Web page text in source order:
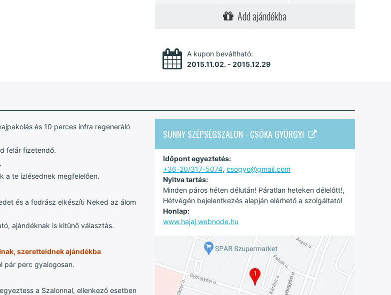
Add ajándékba
A kupon beváltható:
2015.11.02. - 2015.12.29
és 10 perces infra regeneráló
felár fizetendő.
a te ízlésednek megfelelően.
és a fodrász elkészíti Neked az álom
ajándéknak is kitűnő választás.
szeretteidnekajándékba
pár perc gyalogosan.
a Szalonnal, ellenkező esetben
SUNNY SZÉPSÉGSZALON - CSÓKA GYÖRGYI
Időpont egyeztetés:
+36-20/317-5074, csogyo@gmail.com
Nyitva tartás:
Minden páros héten délután! Páratlan heteken délelőtt!,
Hétvégén bejelentkezés alapján elérhető a szolgáltató!
Honlap:
www.hajaj.webnode.hu